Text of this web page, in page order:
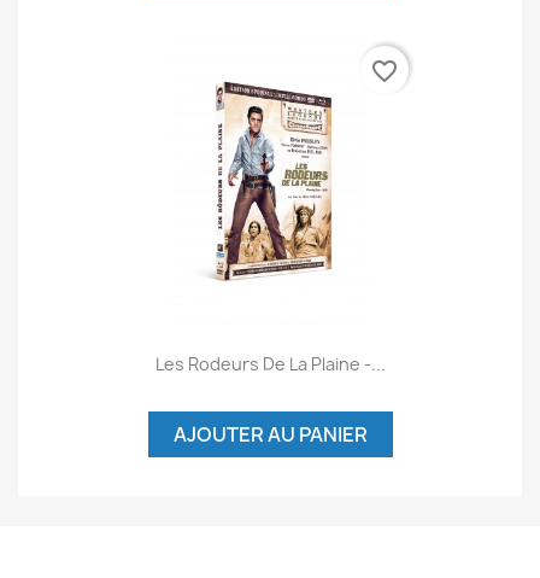
Les Rodeurs De La Plaine -...
AJOUTER AU PANIER
favorite_border